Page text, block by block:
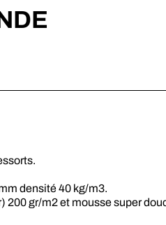
densité 40 kg/m3.
200 gr/m2 et mousse super